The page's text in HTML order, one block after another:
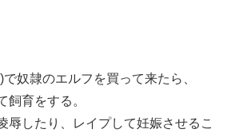
奴隷のエルフを買って来たら、
飼育をする。
辱したり、レイプして妊娠させるこ